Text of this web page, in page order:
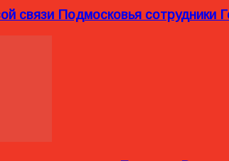
связи Подмосковья